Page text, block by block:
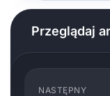
Przeglądaj
NASTĘPNY